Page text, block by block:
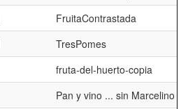
FruitaContrastada
TresPomes
fruta-del-huerto-copia
Pan y vino ... sin Marcelino